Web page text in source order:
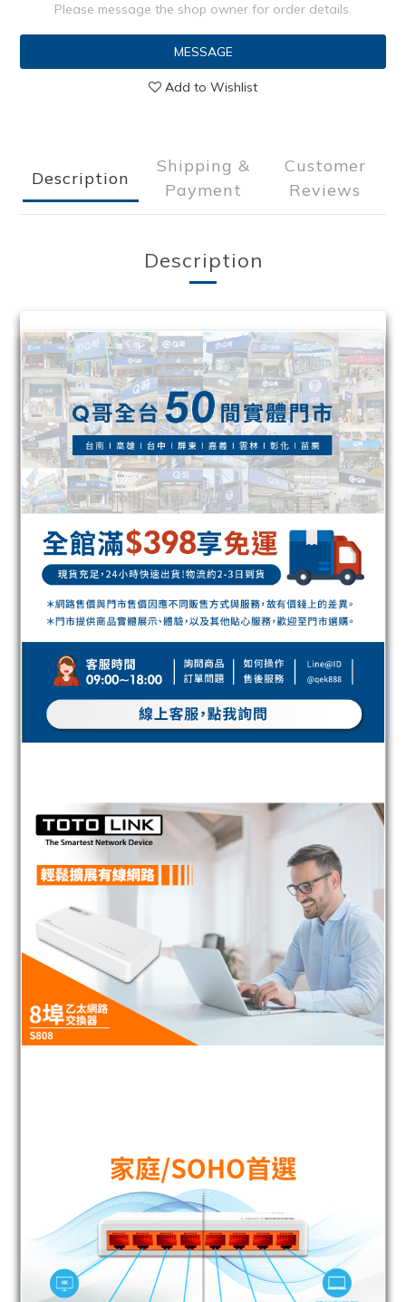
Please message the shop owner for order details.
MESSAGE
Add to Wishlist
Description
Shipping &
Payment
Customer
Reviews
Description